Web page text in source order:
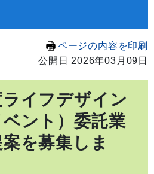
ページの内容を印刷
公開日 2026年03月09日
ライフデザイン
ント）委託業
を募集しま